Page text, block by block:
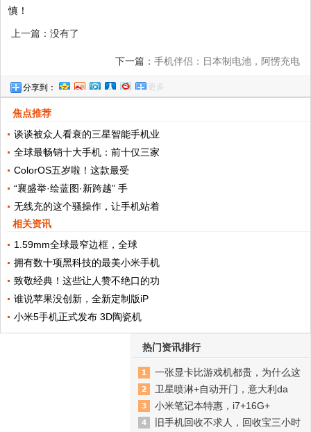
慎！
上一篇：没有了
下一篇： 手机伴侣：日本制电池，阿愣充电
分享到： 更多
焦点推荐
谈谈被众人看衰的三星智能手机业
全球最畅销十大手机：前十仅三家
ColorOS五岁啦！这款最受
“襄盛举·绘蓝图·新跨越” 手
无线充的这个骚操作，让手机站着
相关资讯
1.59mm全球最窄边框，全球
拥有数十项黑科技的最美小米手机
致敬经典！这些让人赞不绝口的功
谁说苹果没创新，全新定制版iP
小米5手机正式发布 3D陶瓷机
热门资讯排行
一张显卡比游戏机都贵，为什么这
卫星喷淋+自动开门，意大利da
小米笔记本特惠，i7+16G+
旧手机回收不求人，回收宝三小时